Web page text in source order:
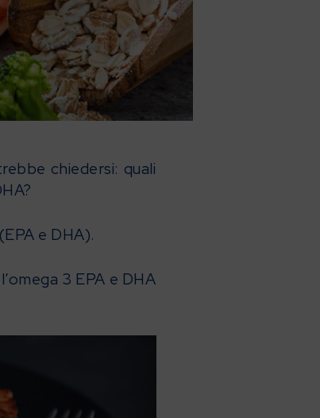
chiedersi: quali
e DHA).
3 EPA e DHA